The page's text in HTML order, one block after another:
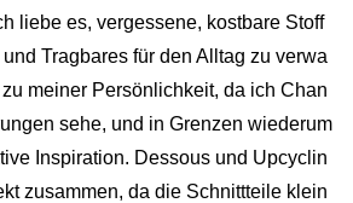
liebe es, vergessene, kostbare Stoff
Tragbares für den Alltag zu verwa
meiner Persönlichkeit, da ich Chan
sehe, und in Grenzen wiederum
Inspiration. Dessous und Upcyclin
zusammen, da die Schnittteile klein